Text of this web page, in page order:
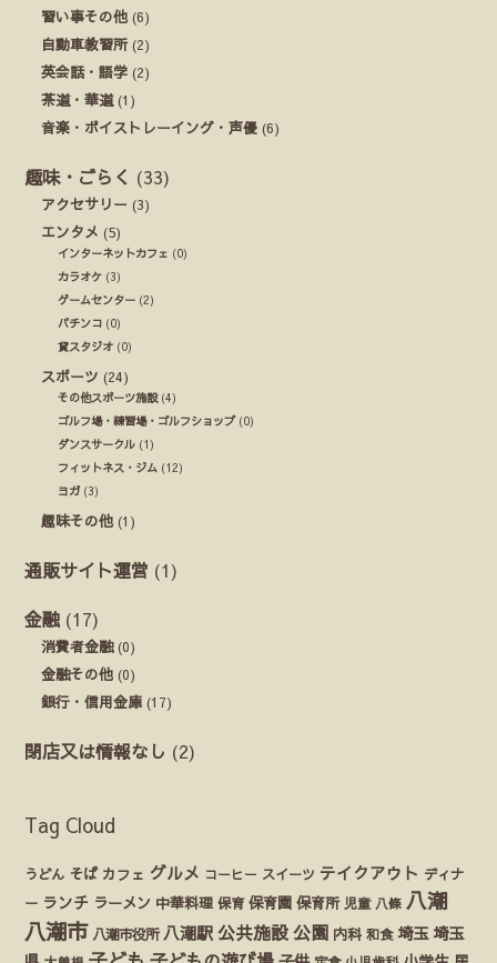
習い事その他 (6)
自動車教習所(2)
英会話・語学 (2)
茶道・華道(1)
音楽・ボイストレーイング・声優 (6)
趣味・ごらく (33)
アクセサリー (3)
エンタメ (5)
インターネットカフェ (0)
カラオケ (3)
ゲームセンター (2)
パチンコ (0)
貸スタジオ (0)
スポーツ (24)
その他スポーツ施設(4)
ゴルフ場・練習場・ゴルフショップ(0)
ダンスサークル (1)
フィットネス・ジム (12)
ヨガ (3)
趣味その他 (1)
通販サイト運営 (1)
金融 (17)
消費者金融(0)
金融その他 (0)
銀行・信用金庫 (17)
閉店又は情報なし (2)
Tag Cloud
うどん そば カフェ グルメ コーヒー スイーツ テイクアウト ディナ
ー ランチ ラーメン 中華料理 保育 保育園 保育所 児童 八條 八潮
八潮市 八潮市役所 八潮駅 公共施設 公園 内科 和食 埼玉 埼玉